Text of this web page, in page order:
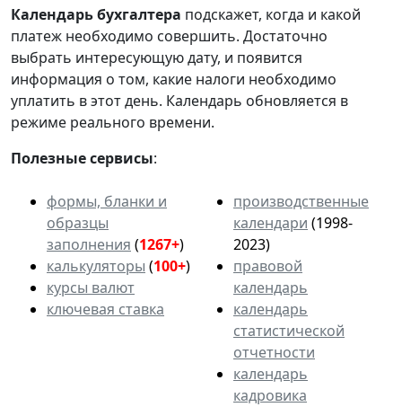
Календарьбухгалтера подскажет, когда и какой
платеж необходимо совершить. Достаточно
выбрать интересующую дату, и появится
информация о том, какие налоги необходимо
уплатить в этот день. Календарь обновляется в
режиме реального времени.
Полезные сервисы:
формы, бланки и
образцы
заполнения (1267+)
калькуляторы (100+)
курсы валют
ключевая ставка
производственные
календари (1998-
2023)
правовой
календарь
календарь
статистической
отчетности
календарь
кадровика